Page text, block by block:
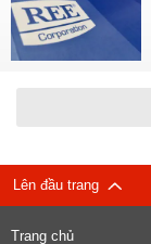
Lên đầu trang
Trang chủ